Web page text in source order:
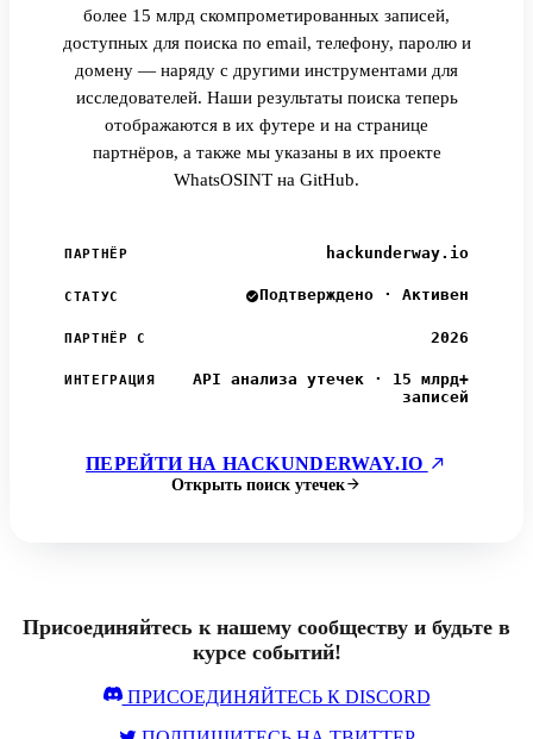
более 15 млрд скомпрометированных записей,
доступных для поиска по email, телефону, паролю и
домену — наряду с другими инструментами для
исследователей. Наши результаты поиска теперь
отображаются в их футере и на странице
партнёров, а также мы указаны в их проекте
WhatsOSINT на GitHub.
ПАРТНЁР hackunderway.io
СТАТУС Подтверждено · Активен
ПАРТНЁР С 2026
ИНТЕГРАЦИЯ
API анализа утечек · 15 млрд+
записей
ПЕРЕЙТИ НА HACKUNDERWAY.IO
Открыть поиск утечек
Присоединяйтесь к нашему сообществу и будьте в
курсе событий!
ПРИСОЕДИНЯЙТЕСЬ К DISCORD